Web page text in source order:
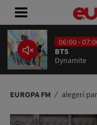
06:00 -
BTS
Dynamite
EUROPA FM alegeri
ACASĂ
ȘTIRI
RADIO
CONCURSURI